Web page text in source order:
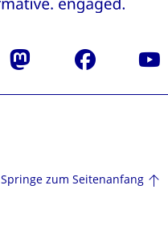
Mastodon Facebook
Springe zum Seitenanfang